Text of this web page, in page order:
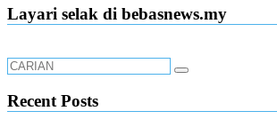
Layari selak di bebasnews.my
Recent Posts